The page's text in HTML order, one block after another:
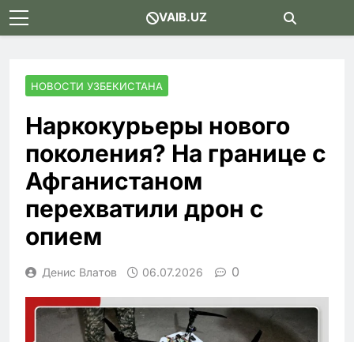
Skip
to
VAIB.UZ
НОВОСТИ УЗБЕКИСТАНА
Наркокурьеры нового
поколения? На границе с
Афганистаном
перехватили дрон с
опием
Денис Влатов 06.07.2026 0